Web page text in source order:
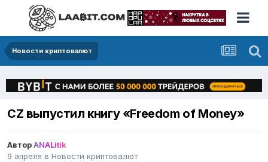
Новости криптовалют
CZ выпустил книгу «Freedom of Money»
АвторANALitik
9 апреля в Новости криптовалют